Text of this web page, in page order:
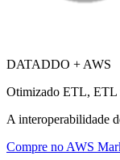
DATADDO + AWS
Otimizado ETL, ETL
A interoperabilidade
Compre no AWS